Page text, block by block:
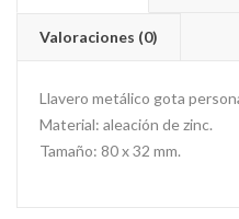
Valoraciones (0)
Llavero metálico gota
Material: aleación de zinc.
Tamaño: 80 x 32 mm.